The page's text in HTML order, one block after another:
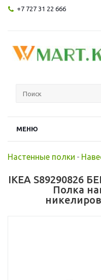
+7 727 31 22 666
МЕНЮ
Настенные полки -
IKEA S89290826
Полка